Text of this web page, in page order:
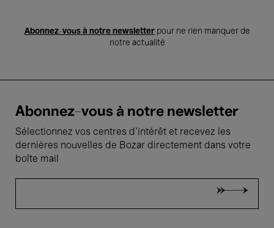
Abonnez-vous à notre newsletterpour ne rien manquer de
notre actualité
Abonnez-vous à notre newsletter
Sélectionnez vos centres d'intérêt et recevez les
dernières nouvelles de Bozar directement dans votre
boîte mail